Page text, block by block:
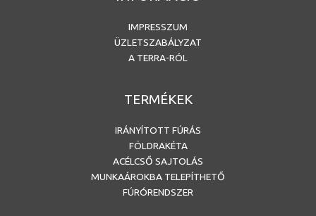
IMPRESSZUM
ÜZLETSZABÁLYZAT
A TERRA-RÓL
TERMÉKEK
IRÁNYÍTOTT FÚRÁS
FÖLDRAKÉTA
ACÉLCSŐ SAJTOLÁS
MUNKAÁROKBA TELEPÍTHETŐ
FÚRÓRENDSZER